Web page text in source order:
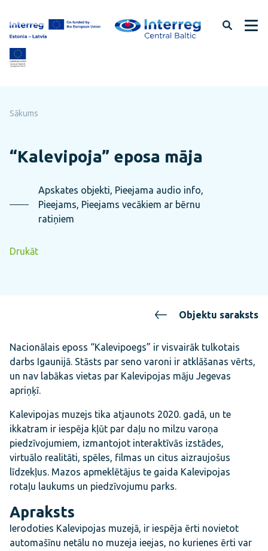
uz
lapas
saturu
Sākums
“Kalevipoja” eposa māja
Apskates objekti, Pieejama audio info,
Pieejams, Pieejams vecākiem ar bērnu
ratiņiem
Drukāt
Objektu saraksts
Nacionālais eposs “Kalevipoegs” ir visvairāk tulkotais
darbs Igaunijā. Stāsts par seno varoni ir atklāšanas vērts,
un nav labākas vietas par Kalevipojas māju Jegevas
apriņķī.
Kalevipojas muzejs tika atjaunots 2020. gadā, un te
ikkatram ir iespēja kļūt par daļu no milzu varoņa
piedzīvojumiem, izmantojot interaktīvās izstādes,
virtuālo realitāti, spēles, filmas un citus aizraujošus
līdzekļus. Mazos apmeklētājus te gaida Kalevipojas
rotaļu laukums un piedzīvojumu parks.
Apraksts
Ierodoties Kalevipojas muzejā, ir iespēja ērti novietot
automašīnu netālu no muzeja ieejas, no kurienes ērti var